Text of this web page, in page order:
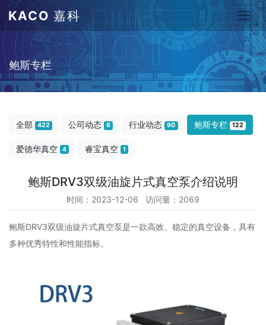
KACO 嘉科
鲍斯专栏
全部 422 公司动态 6 行业动态 90 鲍斯专栏 122
爱德华真空 4 睿宝真空 1
鲍斯DRV3双级油旋片式真空泵介绍说明
时间：2023-12-06 访问量：2069
鲍斯DRV3双级油旋片式真空泵是一款高效、稳定的真空设备，具有
多种优秀特性和性能指标。